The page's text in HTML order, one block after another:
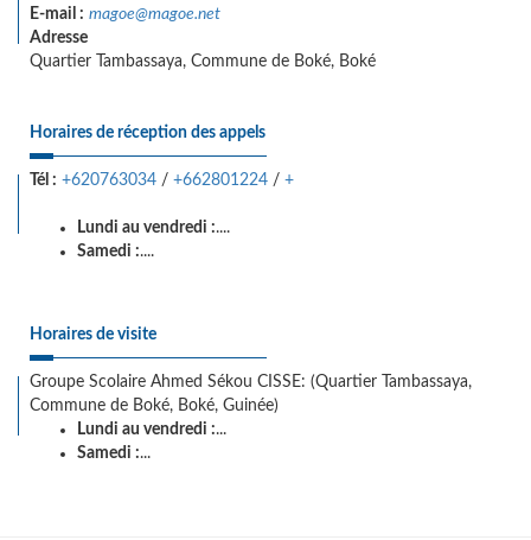
E-mail : magoe@magoe.net
Adresse
Quartier Tambassaya, Commune de Boké, Boké
Horaires de réception des appels
Tél : +620763034 / +662801224 / +
Lundi au vendredi :....
Samedi :....
Horaires de visite
Groupe Scolaire Ahmed Sékou CISSE: (Quartier Tambassaya,
Commune de Boké, Boké, Guinée)
Lundi au vendredi :...
Samedi :...